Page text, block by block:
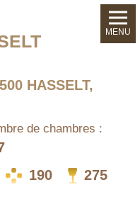
HASSELT,
de chambres :
190 275
MENU